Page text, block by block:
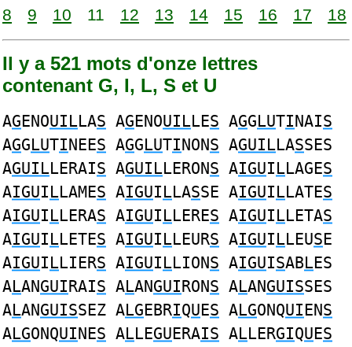
8
9 10 11 12 13 14 15 16 17 18
Il y a 521 mots d'onze lettres
contenant G, I, L, S et U
AGENOUILLAS AGENOUILLES AGGLUTINAIS
AGGLUTINEES AGGLUTINONS AGUILLASSES
AGUILLERAIS AGUILLERONS AIGUILLAGES
AIGUILLAMES AIGUILLASSE AIGUILLATES
AIGUILLERAS AIGUILLERES AIGUILLETAS
AIGUILLETES AIGUILLEURS AIGUILLEUSE
AIGUILLIERS AIGUILLIONS AIGUISABLES
ALANGUIRAIS ALANGUIRONS ALANGUISSES
ALANGUISSEZ ALGEBRIQUES ALGONQUIENS
ALGONQUINES ALLEGUERAIS ALLERGIQUES